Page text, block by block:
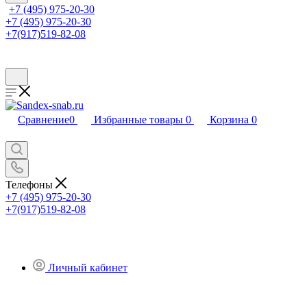
+7 (495) 975-20-30
+7 (495) 975-20-30
+7(917)519-82-08
Сравнение0 Избранные товары 0 Корзина 0
Телефоны
+7 (495) 975-20-30
+7(917)519-82-08
Личный кабинет